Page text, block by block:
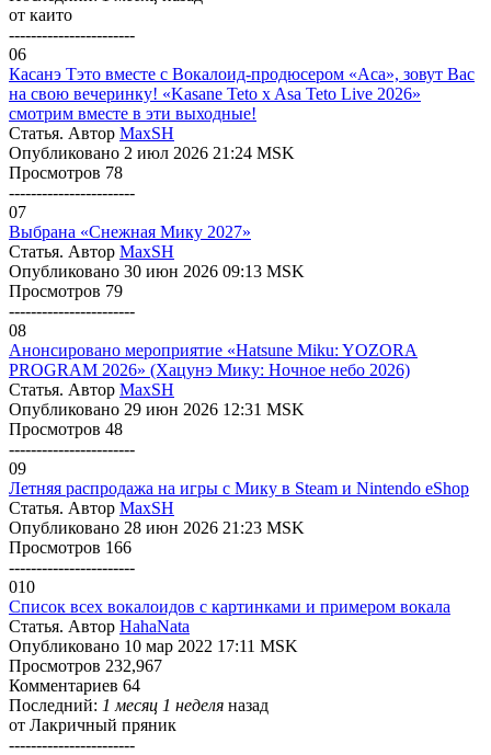
от каито
-----------------------
06
Касанэ Тэто вместе с Вокалоид-продюсером «Аса», зовут Вас
на свою вечеринку! «Kasane Teto x Asa Teto Live 2026»
смотрим вместе в эти выходные!
Статья. Автор MaxSH
Опубликовано 2 июл 2026 21:24 MSK
Просмотров 78
-----------------------
07
Выбрана «Снежная Мику 2027»
Статья. Автор MaxSH
Опубликовано 30 июн 2026 09:13 MSK
Просмотров 79
-----------------------
08
Анонсировано мероприятие «Hatsune Miku: YOZORA
PROGRAM 2026» (Хацунэ Мику: Ночное небо 2026)
Статья. Автор MaxSH
Опубликовано 29 июн 2026 12:31 MSK
Просмотров 48
-----------------------
09
Летняя распродажа на игры с Мику в Steam и Nintendo eShop
Статья. Автор MaxSH
Опубликовано 28 июн 2026 21:23 MSK
Просмотров 166
-----------------------
010
Список всех вокалоидов с картинками и примером вокала
Статья. Автор HahaNata
Опубликовано 10 мар 2022 17:11 MSK
Просмотров 232,967
Комментариев 64
Последний: 1 месяц 1 неделя назад
от Лакричный пряник
-----------------------